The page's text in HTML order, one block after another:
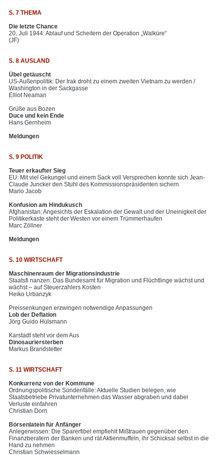
S. 7 THEMA
Die letzte Chance
20. Juli 1944: Ablauf und Scheitern der Operation „Walküre“
(JF)
S. 8 AUSLAND
Übel getäuscht
US-Außenpolitik: Der Irak droht zu einem zweiten Vietnam zu werden /
Washington in der Sackgasse
Elliot Neaman
Grüße aus Bozen
Duce und kein Ende
Hans Gernheim
Meldungen
S. 9 POLITIK
Teuer erkaufter Sieg
EU: Mit viel Gekungel und einem Sack voll Versprechen konnte sich Jean-
Claude Juncker den Stuhl des Kommissionspräsidenten sichern
Mario Jacob
Konfusion am Hindukusch
Afghanistan: Angesichts der Eskalation der Gewalt und der Uneinigkeit der
Politikerkaste steht der Westen vor einem Trümmerhaufen
Marc Zöllner
Meldungen
S. 10 WIRTSCHAFT
Maschinenraum der Migrationsindustrie
Staatsfi nanzen: Das Bundesamt für Migration und Flüchtlinge wächst und
wächst – auf Steuerzahlers Kosten
Heiko Urbanzyk
Preissenkungen erzwingen notwendige Anpassungen
Lob der Deflation
Jörg Guido Hülsmann
Karstadt steht vor dem Aus
Dinosauriersterben
Markus Brandstetter
S. 11 WIRTSCHAFT
Konkurrenz von der Kommune
Ordnungspolitische Sündenfälle: Aktuelle Studien belegen, wie
Staatsbetriebe Privatunternehmen das Wasser abgraben und dabei
Verluste einfahren
Christian Dorn
Börsenlatein für Anfänger
Anlegerwissen: Die Sparerfibel empfiehlt Mißtrauen gegenüber den
Finanzberatern der Banken und rät Aktienmuffeln, ihr Schicksal selbst in die
Hand zu nehmen
Christian Schwiesselmann